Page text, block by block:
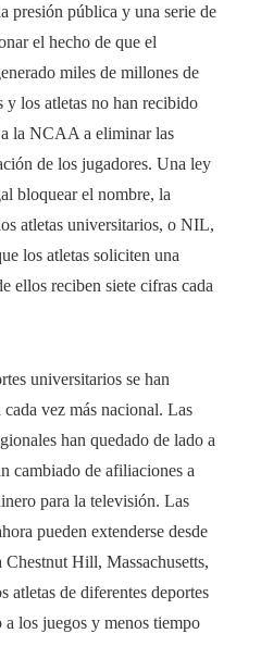
presión pública y una serie de
el hecho de que el
miles de millones de
y los atletas no han recibido
la NCAA a eliminar las
de los jugadores. Una ley
bloquear el nombre, la
atletas universitarios, o NIL,
los atletas soliciten una
ellos reciben siete cifras cada
universitarios se han
vez más nacional. Las
han quedado de lado a
cambiado de afiliaciones a
para la televisión. Las
pueden extenderse desde
Hill, Massachusetts,
atletas de diferentes deportes
los juegos y menos tiempo